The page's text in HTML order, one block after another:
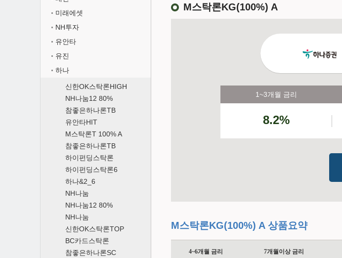
미래에셋
NH투자
유안타
유진
하나
신한OK스탁론HIGH
NH나눔12 80%
참좋은하나론TB
유안타HIT
M스탁론T 100% A
참좋은하나론TB
하이펀딩스탁론
하이펀딩스탁론6
하나&2_6
NH나눔
NH나눔12 80%
NH나눔
신한OK스탁론TOP
BC카드스탁론
참좋은하나론SC
M스탁론KG(100%) A
1~3개월 금리
8.2%
M스탁론KG(100%) A 상품요약
4~6개월 금리 7개월이상 금리